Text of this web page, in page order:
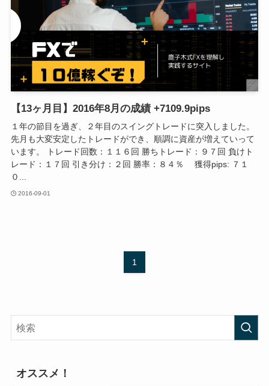
【13ヶ月目】2016年8月の成績 +7109.9pips
１年の節目を過ぎ、２年目のスイングトレードに突入しました。
先月も大変安定したトレードができ、順調に資産が増えていって
います。 トレード回数：１１６回 勝ちトレード：９７回 負けト
レード：１７回 引き分け：２回 勝率：８４％ 獲得pips: ７１
０...
2016-09-01
1
オススメ！